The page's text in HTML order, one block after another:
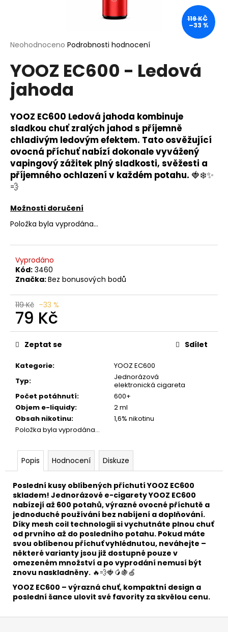
Průměrné
produktu
je
0,0
5
hvězdiček.
Neohodnoceno Podrobnosti hodnocení
YOOZ EC600 - Ledová
jahoda
YOOZ EC600 Ledová jahoda kombinuje
sladkou chuť zralých jahod s příjemně
chladivým ledovým efektem. Tato osvěžující
ovocná příchuť nabízí dokonale vyvážený
vapingový zážitek plný sladkosti, svěžesti a
příjemného ochlazení v každém potahu. 🍓❄️✨
💨
Možnosti doručení
Položka byla vyprodána…
Vyprodáno
Kód: 3460
Značka:Bez bonusových bodů
119 Kč –33 %
79 Kč
Měrná
cena:
Kategorie:
YOOZ EC600
Typ:
Jednorázová
elektronická cigareta
Počet potáhnutí:
600+
Objem e-liquidy:
2 ml
Obsah nikotinu:
1,6% nikotinu
Položka byla vyprodána…
Zeptat se Sdílet
119 KČ
–33 %
Popis Hodnocení Diskuze
Poslední kusy oblíbených příchutí YOOZ EC600
skladem! Jednorázové e-cigarety YOOZ EC600
nabízejí až 600 potahů, výrazné ovocné příchutě a
jednoduché používání bez nabíjení a doplňování.
Díky mesh coil technologii si vychutnáte plnou chuť
od prvního až do posledního potahu. Pokud máte
svou oblíbenou příchuť vyhlédnutou, neváhejte –
některé varianty jsou již dostupné pouze v
omezeném množství a po vyprodání nemusí být
znovu naskladněny. 🔥💨🍓🥭🍇🍏
YOOZ EC600 – výrazná chuť, kompaktní design a
poslední šance ulovit své favority za skvělou cenu.
í
t
?
HLEDAT
D
o
p
r
u
č
e
m
e
JDI
GRAPE
ROMIO
POD
20MG
89
Původně:
Kč
Z